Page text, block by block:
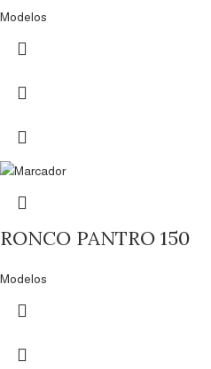
Modelos
RONCO PANTRO 150
Modelos